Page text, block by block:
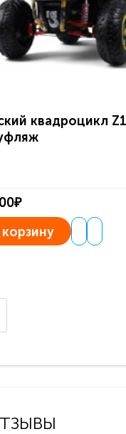
квадроцикл
корзину